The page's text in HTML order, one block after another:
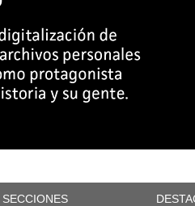
SECCIONES